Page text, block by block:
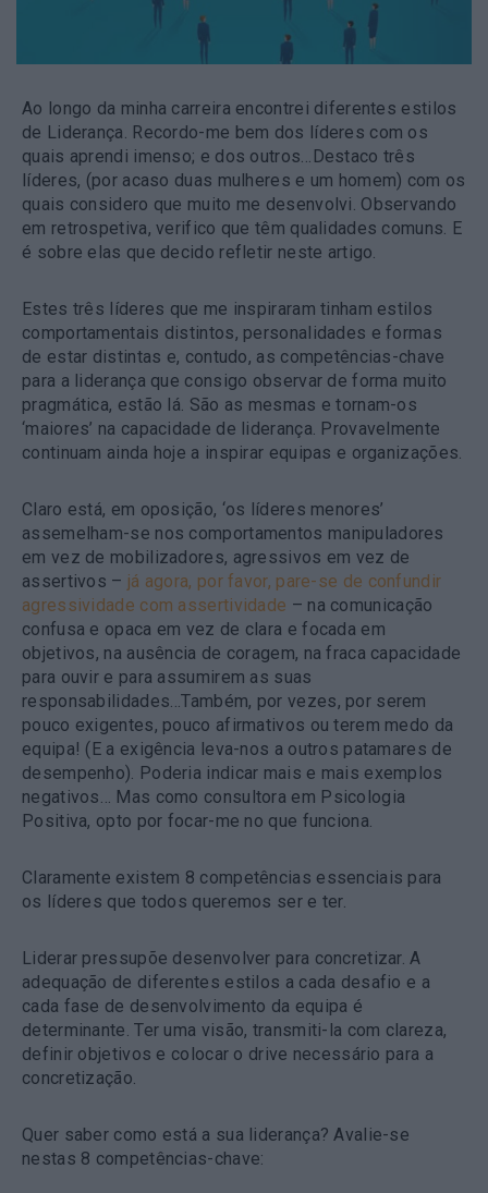
Ao longo da minha carreira encontrei diferentes estilos
de Liderança. Recordo-me bem dos líderes com os
quais aprendi imenso; e dos outros…Destaco três
líderes, (por acaso duas mulheres e um homem) com os
quais considero que muito me desenvolvi. Observando
em retrospetiva, verifico que têm qualidades comuns. E
é sobre elas que decido refletir neste artigo.
Estes três líderes que me inspiraram tinham estilos
comportamentais distintos, personalidades e formas
de estar distintas e, contudo, as competências-chave
para a liderança que consigo observar de forma muito
pragmática, estão lá. São as mesmas e tornam-os
‘maiores’ na capacidade de liderança. Provavelmente
continuam ainda hoje a inspirar equipas e organizações.
Claro está, em oposição, ‘os líderes menores’
assemelham-se nos comportamentos manipuladores
em vez de mobilizadores, agressivos em vez de
assertivos – já agora, por favor, pare-se de confundir
agressividade com assertividade – na comunicação
confusa e opaca em vez de clara e focada em
objetivos, na ausência de coragem, na fraca capacidade
para ouvir e para assumirem as suas
responsabilidades…Também, por vezes, por serem
pouco exigentes, pouco afirmativos ou terem medo da
equipa! (E a exigência leva-nos a outros patamares de
desempenho). Poderia indicar mais e mais exemplos
negativos… Mas como consultora em Psicologia
Positiva, opto por focar-me no que funciona.
Claramente existem 8 competências essenciais para
os líderes que todos queremos ser e ter.
Liderar pressupõe desenvolver para concretizar. A
adequação de diferentes estilos a cada desafio e a
cada fase de desenvolvimento da equipa é
determinante. Ter uma visão, transmiti-la com clareza,
definir objetivos e colocar o drive necessário para a
concretização.
Quer saber como está a sua liderança? Avalie-se
nestas 8 competências-chave: